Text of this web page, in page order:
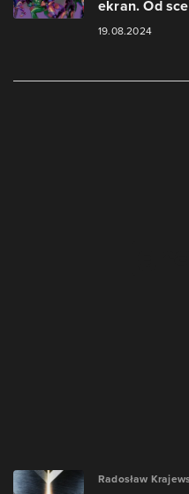
ekran. Od
19.08.2024
Radosław